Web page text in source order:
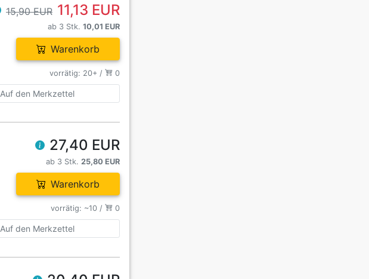
15,90 EUR 11,13 EUR
ab 3 Stk. 10,01 EUR
Warenkorb
vorrätig: 20+ / 0
Auf den Merkzettel
27,40 EUR
ab 3 Stk. 25,80 EUR
Warenkorb
vorrätig: ~10 / 0
Auf den Merkzettel